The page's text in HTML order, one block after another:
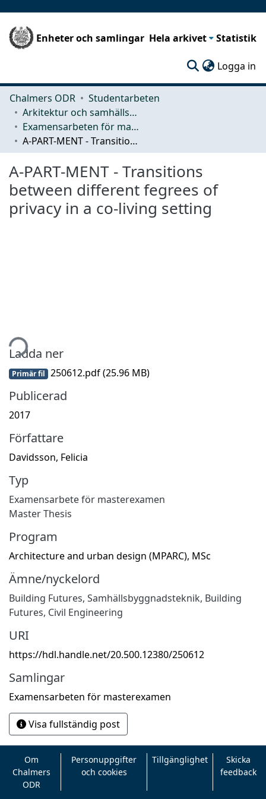
Enheter och samlingar Hela arkivet Statistik
Logga in
Chalmers ODR
Studentarbeten
Arkitektur och samhällsbyggnadsteknik (ACE)
Examensarbeten för masterexamen
A-PART-MENT - Transitions between different fegrees of privacy in a co-living setting
A-PART-MENT - Transitions
between different fegrees of
privacy in a co-living setting
Ladda ner
Primär fil 250612.pdf(25.96 MB)
Publicerad
2017
Författare
Davidsson, Felicia
Typ
Examensarbete för masterexamen
Master Thesis
Program
Architecture and urban design (MPARC), MSc
Ämne/nyckelord
Building Futures, Samhällsbyggnadsteknik, Building
Futures, Civil Engineering
URI
https://hdl.handle.net/20.500.12380/250612
Samlingar
Examensarbeten för masterexamen
Visa fullständig post
Om
Chalmers
ODR
Personuppgifter
och cookies
Tillgänglighet
Skicka
feedback